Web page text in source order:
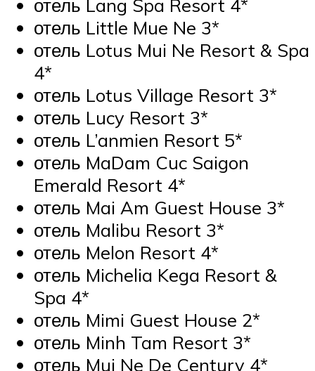
отель Lang Spa Resort 4*
отель Little Mue Ne 3*
отель Lotus Mui Ne Resort & Spa
4*
отель Lotus Village Resort 3*
отель Lucy Resort 3*
отель L’anmien Resort 5*
отель MaDam Cuc Saigon
Emerald Resort 4*
отель Mai Am Guest House 3*
отель Malibu Resort 3*
отель Melon Resort 4*
отель Michelia Kega Resort &
Spa 4*
отель Mimi Guest House 2*
отель Minh Tam Resort 3*
отель Mui Ne De Century 4*